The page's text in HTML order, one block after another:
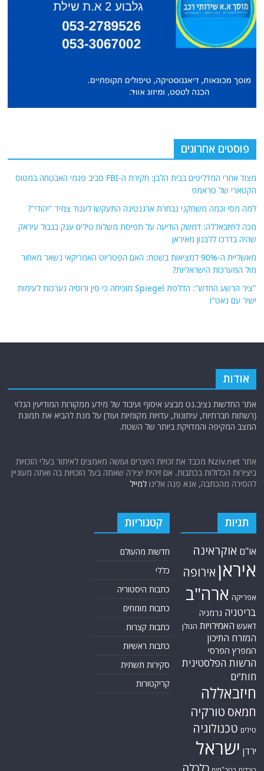
פוסטים אחרונים
מצוד אחרי המדליפים בבית הלבן: חקירת ה-FBI סביב פגמי האבטחה במטוס
הקטארי של טראמפ
למה מסי וכמה משחקני נבחרת ארגנטינה התעקשו לענוד צמיד "יהודי"?
מכה לחיזבאללה: דמשק הודיעה על תפיסת משלוח טילים ענק בגבול עיראק
שהיה בדרכו ללבנון מאיראן
מאשליית ה-90% למציאות בשטח: האם הפטריוט האמריקאי נשאר מאחור
מול המערכות הישראליות?
"ציר הרשע החדש": הדלפת Spiegel מוכיחה כי סין ורוסיה נערכות לעימות
ישיר עם נאט"ו
אודות
אתר החדשות נציב.נט מבצע איסוף ועיבוד של מידע ממקורות המודיעין הגלוי
(רשתות חברתיות, עיתונות, עדויות מקומיות ועוד) על מנת להביא את תמונת
המצב המקיפה והמדויקת ביותר של השטח.
אתר Nziv.net מכבד את זכויות היוצרים ועושה מאמצים לאיתור בעלי הזכויות
ביצירות הכלולות בכתבות. אם זיהית יצירה שאתה בעל הזכויות בה ואתה מעוניין
להסירה מהכתבה, אנא פנה אלינולמייל
תגיות
או"ם אוקראינה
איראן אירופה
אפריקה ארה"ב
בריטניה גרמניה
דאעש האמירויות הגולן
המזרח התיכון
המפרץ הפרסי
הרשות הפלסטינית
חות'ים
חיזבאללה
חמאס טורקיה
טילים טכנולוגיה
ירדן ישראל
כלכלה
קטגוריות
חדשות מהעולם
כללי
כתבות היסטוריה
כתבות מומחים
כתבות קצרות
כתבות ראשיות
סקירות תשתית
קריקטורות